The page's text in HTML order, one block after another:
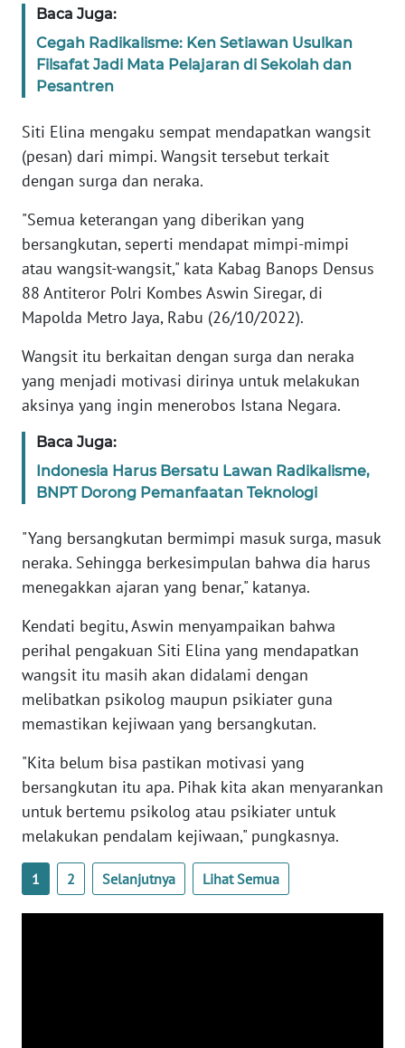
Baca Juga:
Cegah Radikalisme: Ken Setiawan Usulkan
Filsafat Jadi Mata Pelajaran di Sekolah dan
Pesantren
Siti Elina mengaku sempat mendapatkan wangsit
(pesan) dari mimpi. Wangsit tersebut terkait
dengan surga dan neraka.
"Semua keterangan yang diberikan yang
bersangkutan, seperti mendapat mimpi-mimpi
atau wangsit-wangsit," kata Kabag Banops Densus
88 Antiteror Polri Kombes Aswin Siregar, di
Mapolda Metro Jaya, Rabu (26/10/2022).
Wangsit itu berkaitan dengan surga dan neraka
yang menjadi motivasi dirinya untuk melakukan
aksinya yang ingin menerobos Istana Negara.
Baca Juga:
Indonesia Harus Bersatu Lawan Radikalisme,
BNPT Dorong Pemanfaatan Teknologi
"Yang bersangkutan bermimpi masuk surga, masuk
neraka. Sehingga berkesimpulan bahwa dia harus
menegakkan ajaran yang benar," katanya.
Kendati begitu, Aswin menyampaikan bahwa
perihal pengakuan Siti Elina yang mendapatkan
wangsit itu masih akan didalami dengan
melibatkan psikolog maupun psikiater guna
memastikan kejiwaan yang bersangkutan.
"Kita belum bisa pastikan motivasi yang
bersangkutan itu apa. Pihak kita akan menyarankan
untuk bertemu psikolog atau psikiater untuk
melakukan pendalam kejiwaan," pungkasnya.
1 2 Selanjutnya Lihat Semua
INFO
TENTANG
MEDIA
SIBER
KARIR
DISCLAIMER
Wahana
News
Regional
SUMUT
JAKARTA
WN
WN
BANTEN
WN
WN
KEPRI
PAPUA